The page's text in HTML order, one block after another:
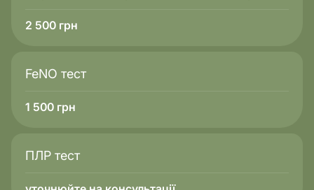
2 500 грн
FeNO тест
1 500 грн
ПЛР тест